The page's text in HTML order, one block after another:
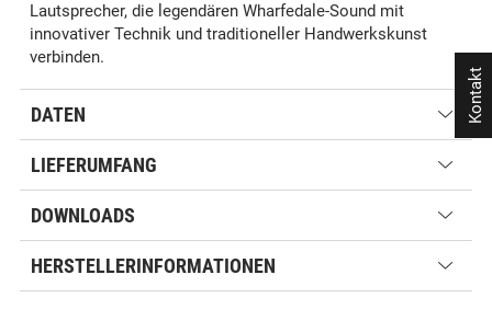
Lautsprecher, die legendären Wharfedale-Sound mit
innovativer Technik und traditioneller Handwerkskunst
verbinden.
DATEN
LIEFERUMFANG
DOWNLOADS
HERSTELLERINFORMATIONEN
Kontakt